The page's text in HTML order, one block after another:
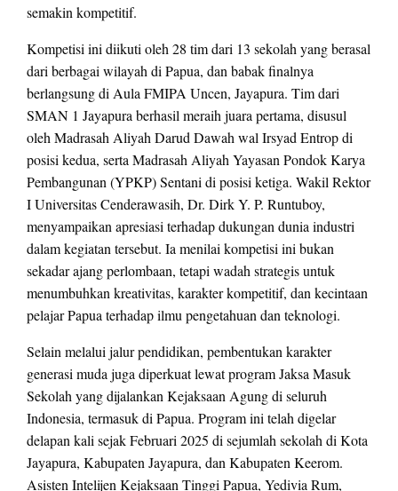
semakin kompetitif.
Kompetisi ini diikuti oleh 28 tim dari 13 sekolah yang berasal
dari berbagai wilayah di Papua, dan babak finalnya
berlangsung di Aula FMIPA Uncen, Jayapura. Tim dari
SMAN 1 Jayapura berhasil meraih juara pertama, disusul
oleh Madrasah Aliyah Darud Dawah wal Irsyad Entrop di
posisi kedua, serta Madrasah Aliyah Yayasan Pondok Karya
Pembangunan (YPKP) Sentani di posisi ketiga. Wakil Rektor
I Universitas Cenderawasih, Dr. Dirk Y. P. Runtuboy,
menyampaikan apresiasi terhadap dukungan dunia industri
dalam kegiatan tersebut. Ia menilai kompetisi ini bukan
sekadar ajang perlombaan, tetapi wadah strategis untuk
menumbuhkan kreativitas, karakter kompetitif, dan kecintaan
pelajar Papua terhadap ilmu pengetahuan dan teknologi.
Selain melalui jalur pendidikan, pembentukan karakter
generasi muda juga diperkuat lewat program Jaksa Masuk
Sekolah yang dijalankan Kejaksaan Agung di seluruh
Indonesia, termasuk di Papua. Program ini telah digelar
delapan kali sejak Februari 2025 di sejumlah sekolah di Kota
Jayapura, Kabupaten Jayapura, dan Kabupaten Keerom.
Asisten Intelijen Kejaksaan Tinggi Papua, Yedivia Rum,